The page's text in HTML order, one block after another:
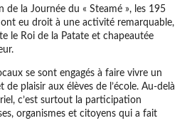
de la Journée du « Steamé », les 195
ont eu droit à une activité remarquable,
le Roi de la Patate et chapeautée
se sont engagés à faire vivre un
plaisir aux élèves de l’école. Au-delà
c’est surtout la participation
organismes et citoyens qui a fait